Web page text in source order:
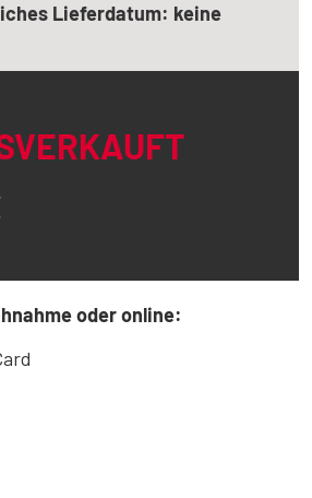
Lieferdatum: keine
oder online: